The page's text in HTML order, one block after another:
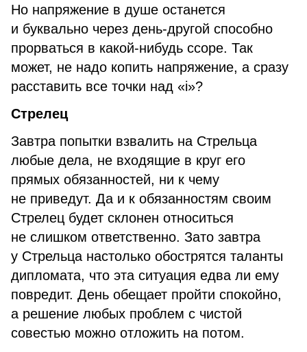
Но напряжение в душе останется
и буквально через день-другой способно
прорваться в какой-нибудь ссоре. Так
может, не надо копить напряжение, а сразу
расставить все точки над «i»?
Стрелец
Завтра попытки взвалить на Стрельца
любые дела, не входящие в круг его
прямых обязанностей, ни к чему
не приведут. Да и к обязанностям своим
Стрелец будет склонен относиться
не слишком ответственно. Зато завтра
у Стрельца настолько обострятся таланты
дипломата, что эта ситуация едва ли ему
повредит. День обещает пройти спокойно,
а решение любых проблем с чистой
совестью можно отложить на потом.